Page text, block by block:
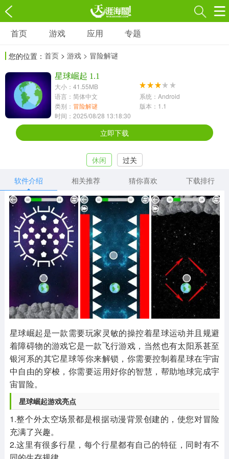
游戏
3697款应用
1597款应用
休闲益智
13387款应用
2196款应用
418款应用
音乐舞蹈
269款应用
2716款应用
515款应用
其他
1654款应用
游戏助手
515款应用
MOD游戏
1056款应用
首页 游戏 应用 专题
您的位置： 首页 > 游戏 > 冒险解谜
星球崛起 1.1
大小：41.55MB
语言：简体中文
系统：Android
类别： 冒险解谜
版本：1.1
时间：2025/08/28 13:18:30
立即下载
休闲
过关
软件介绍
相关推荐 猜你喜欢 下载排行
星球崛起是一款需要玩家灵敏的操控着星球运动并且规避
着障碍物的游戏它是一款飞行游戏，当然也有太阳系甚至
银河系的其它星球等你来解锁，你需要控制着星球在宇宙
中自由的穿梭，你需要运用好你的智慧，帮助地球完成宇
宙冒险。
星球崛起游戏亮点
1.整个外太空场景都是根据动漫背景创建的，使您对冒险
充满了兴趣。
2.这里有很多行星，每个行星都有自己的特征，同时有不